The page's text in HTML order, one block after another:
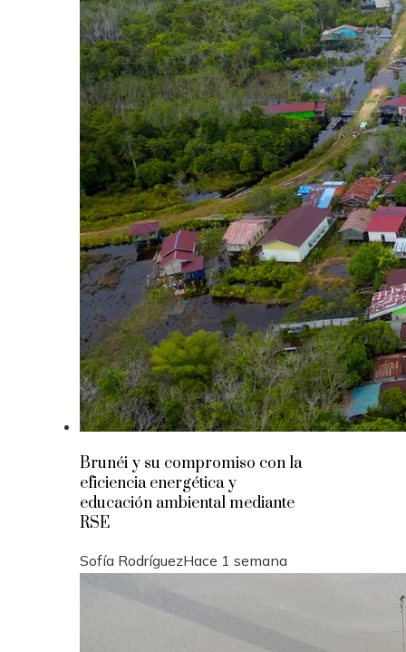
Brunéi y su compromiso con la
eficiencia energética y
educación ambiental mediante
RSE
Sofía RodríguezHace 1 semana